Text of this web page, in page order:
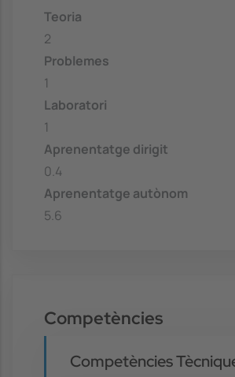
Teoria
2
Problemes
1
Laboratori
1
Aprenentatge dirigit
0.4
Aprenentatge autònom
5.6
Competències
Competències